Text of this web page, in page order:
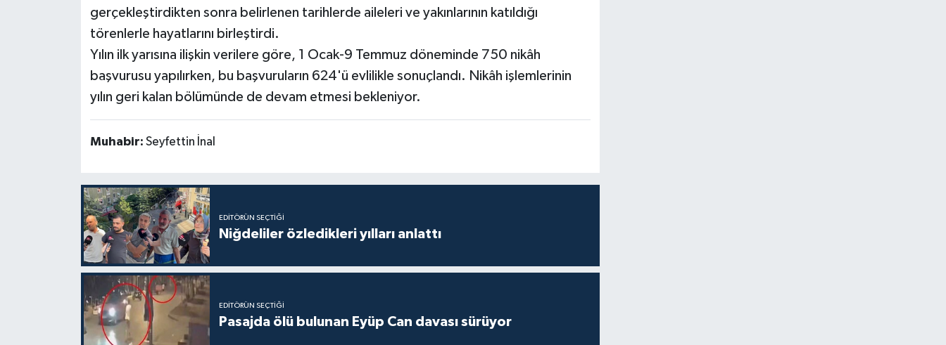
gerçekleştirdikten sonra belirlenen tarihlerde aileleri ve yakınlarının katıldığı
törenlerle hayatlarını birleştirdi.
Yılın ilk yarısına ilişkin verilere göre, 1 Ocak-9 Temmuz döneminde 750 nikâh
başvurusu yapılırken, bu başvuruların 624'ü evlilikle sonuçlandı. Nikâh işlemlerinin
yılın geri kalan bölümünde de devam etmesi bekleniyor.
Muhabir: Seyfettin İnal
EDITÖRÜN SEÇTIĞI
Niğdeliler özledikleri yılları anlattı
EDITÖRÜN SEÇTIĞI
Pasajda ölü bulunan Eyüp Can davası sürüyor